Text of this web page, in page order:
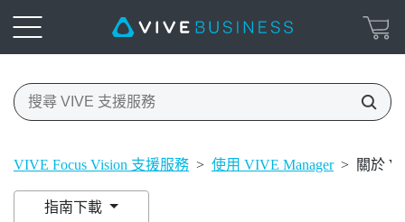
VIVE Focus Vision 支援服務 > 使用 VIVE Manager > 關於
指南下載